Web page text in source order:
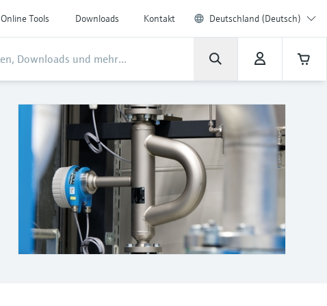
Online Tools Downloads Kontakt Deutschland (Deutsch)